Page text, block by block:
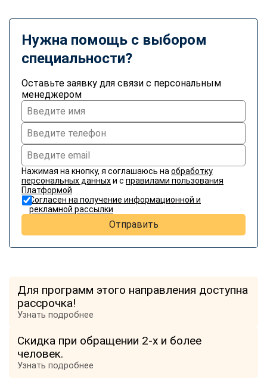
Нужна помощь с выбором
специальности?
Оставьте заявку для связи с персональным
менеджером
Нажимая на кнопку, я соглашаюсь на обработку
персональных данныхи с правилами пользования
Платформой
Согласен на получение информационной и
рекламной рассылки
Отправить
Для программ этого направления доступна
рассрочка!
Узнать подробнее
Скидка при обращении 2-х и более
человек.
Узнать подробнее